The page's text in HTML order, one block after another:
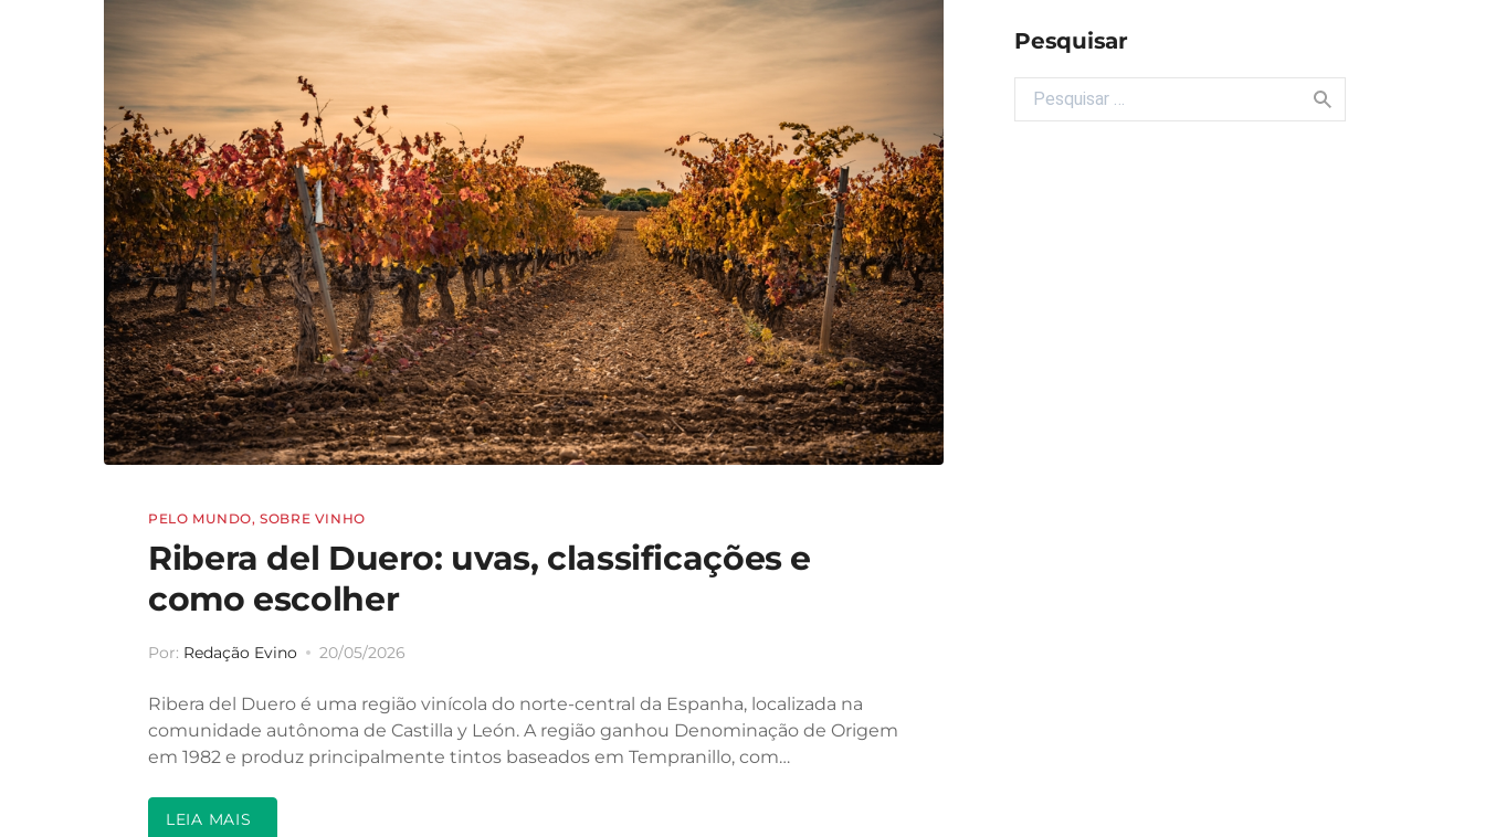
PELO MUNDO,SOBRE VINHO
Ribera del Duero: uvas, classificações e
como escolher
Por: Redação Evino 20/05/2026
Ribera del Duero é uma região vinícola do norte-central da Espanha, localizada na
comunidade autônoma de Castilla y León. A região ganhou Denominação de Origem
em 1982 e produz principalmente tintos baseados em Tempranillo, com…
LEIA MAIS
Pesquisar
Buscar por: